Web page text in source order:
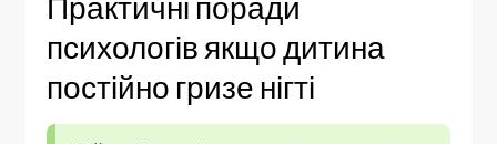
психологів якщо дитина
постійно гризе нігті